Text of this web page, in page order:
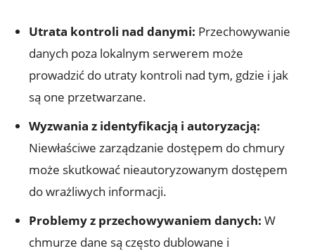
Utrata kontroli nad danymi: Przechowywanie
danych ⁢poza lokalnym ​serwerem może
prowadzić do utraty kontroli nad tym, gdzie ⁣i jak
są one przetwarzane.
Wyzwania z identyfikacją i autoryzacją:
Niewłaściwe zarządzanie dostępem ⁤do chmury
może skutkować nieautoryzowanym dostępem
do wrażliwych informacji.
Problemy z‌ przechowywaniem danych: W
chmurze dane są często dublowane i